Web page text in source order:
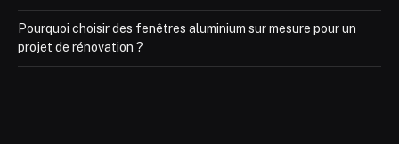
Pourquoi choisir des fenêtres aluminium sur mesure pour un
projet de rénovation ?